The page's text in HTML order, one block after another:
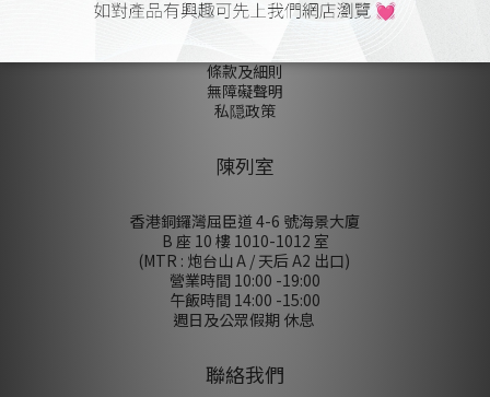
網上購物流程
登記保養
條款及細則
無障礙聲明
私隠政策
陳列室
香港銅鑼灣屈臣道 4-6 號海景大廈
B 座 10 樓 1010-1012 室
(MTR : 炮台山 A / 天后 A2 出口)
營業時間 10:00 -19:00
午飯時間 14:00 -15:00
週日及公眾假期 休息
聯絡我們